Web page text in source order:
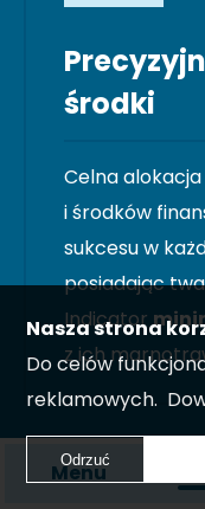
środki
Celna
i środków
sukcesu w
posiadając
Indicator
z ich
Menu
Nasza strona
Do celów
reklamowych.
Odrzuć